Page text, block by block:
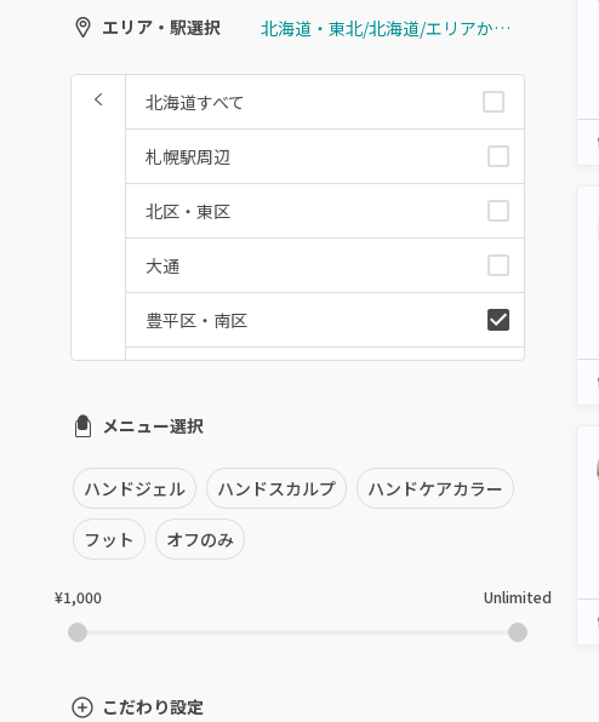
エリア・駅選択 北海道・東北/北海道/エリアから選ぶ/豊平区・南区
北海道すべて
札幌駅周辺
北区・東区
大通
豊平区・南区
円山周辺
白石区・厚別区・清田区
すすきの・市電沿線
室蘭・登別・苫小牧
メニュー選択
ハンドジェル ハンドスカルプ ハンドケアカラー
フット オフのみ
¥1,000 Unlimited
こだわり設定